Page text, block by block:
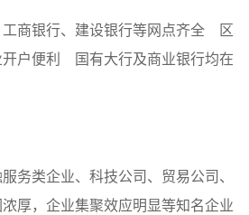
工商银行、建设银行等网点齐全 区
开户便利 国有大行及商业银行均在
务类企业、科技公司、贸易公司、
厚，企业集聚效应明显等知名企业